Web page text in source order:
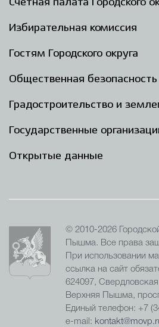
Счётная палата Городского
Избирательная комиссия
Гостям Городского округа
Общественная безопасность
Градостроительство и
Государственные
Открытые данные
© 2010-2026
Пышма. Все права
При использовании
ссылка на сайт
624097,
Верхняя Пышма,
Единый телефон: +7
e-mail: